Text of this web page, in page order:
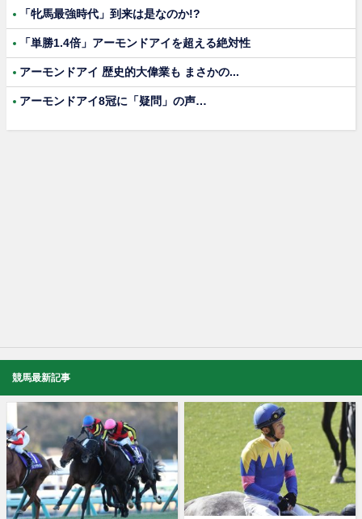
「牝馬最強時代」到来は是なのか!?
「単勝1.4倍」アーモンドアイを超える絶対性
アーモンドアイ 歴史的大偉業も まさかの...
アーモンドアイ8冠に「疑問」の声…
競馬最新記事